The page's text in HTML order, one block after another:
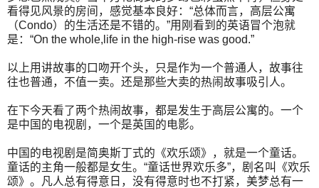
看得见风景的房间，感觉基本良好：“总体而言，高层公寓
（Condo）的生活还是不错的。”用刚看到的英语冒个泡就
是：“On the whole,life in the high-rise was good.”
以上用讲故事的口吻开个头，只是作为一个普通人，故事往
往也普通，不值一卖。还是那些大卖的热闹故事吸引人。
在下今天看了两个热闹故事，都是发生于高层公寓的。一个
是中国的电视剧，一个是英国的电影。
中国的电视剧是简奥斯丁式的《欢乐颂》，就是一个童话。
童话的主角一般都是女生。“童话世界欢乐多”，剧名叫《欢乐
颂》。凡人总有得意日，没有得意时也不打紧，美梦总有一